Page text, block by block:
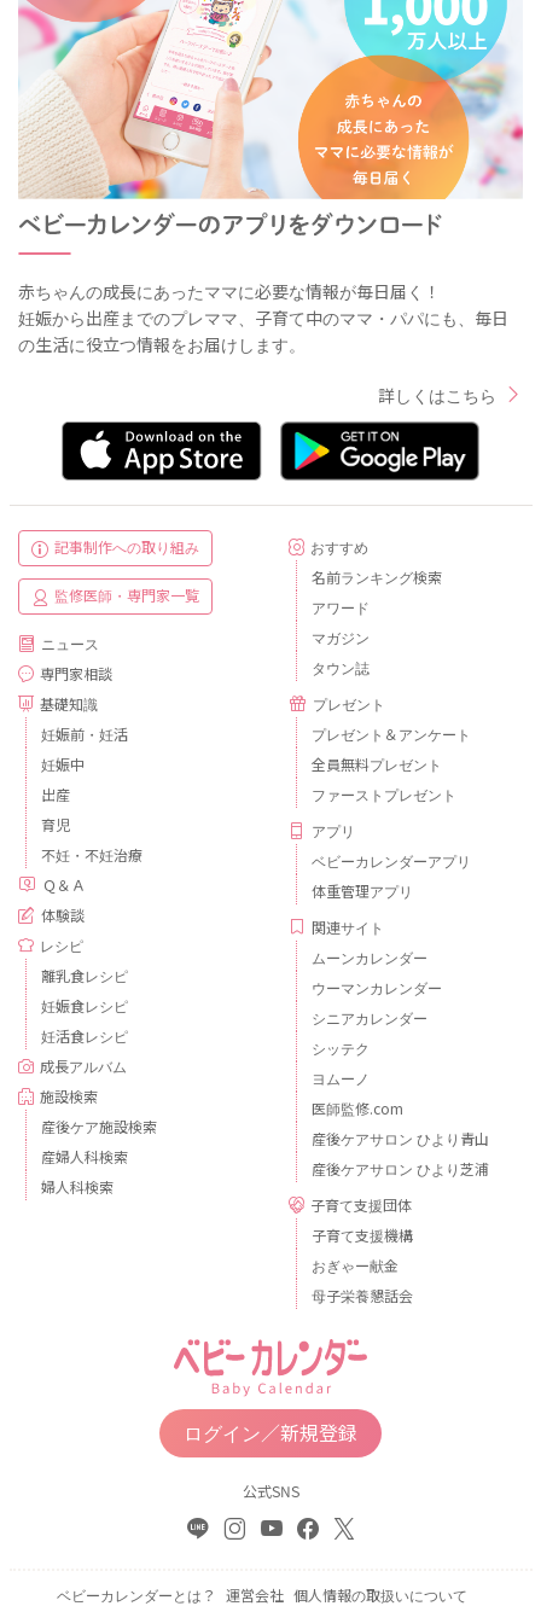
赤ちゃんの成長にあったママに必要な情報が毎日届く！
妊娠から出産までのプレママ、子育て中のママ・パパにも、毎日
の生活に役立つ情報をお届けします。
詳しくはこちら
記事制作への取り組み
監修医師・専門家一覧
ニュース
専門家相談
基礎知識
妊娠前・妊活
妊娠中
出産
育児
不妊・不妊治療
Ｑ＆Ａ
体験談
レシピ
離乳食レシピ
妊娠食レシピ
妊活食レシピ
成長アルバム
施設検索
産後ケア施設検索
産婦人科検索
婦人科検索
おすすめ
名前ランキング検索
アワード
マガジン
タウン誌
プレゼント
プレゼント＆アンケート
全員無料プレゼント
ファーストプレゼント
アプリ
ベビーカレンダーアプリ
体重管理アプリ
関連サイト
ムーンカレンダー
ウーマンカレンダー
シニアカレンダー
シッテク
ヨムーノ
医師監修.com
産後ケアサロン ひより青山
産後ケアサロン ひより芝浦
子育て支援団体
子育て支援機構
おぎゃー献金
母子栄養懇話会
ログイン／新規登録
公式SNS
ベビーカレンダーとは？ 運営会社 個人情報の取扱いについて